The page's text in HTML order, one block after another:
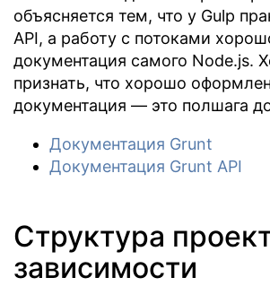
объясняется тем, что у Gulp
API, а работу с потоками
документация самого Node.js.
признать, что хорошо
документация — это полшага
Документация Grunt
Документация Grunt API
Структура
зависимости